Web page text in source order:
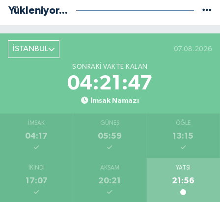
Yükleniyor...
İSTANBUL 07.08.2026
SONRAKI VAKTE KALAN
04:21:47
İmsak Namazı
İMSAK
04:17
GÜNEŞ
05:59
ÖĞLE
13:15
İKINDI
17:07
AKŞAM
20:21
YATSI
21:56